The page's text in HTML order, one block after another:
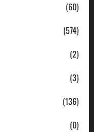
(60)
(574)
(2)
(3)
(136)
(0)